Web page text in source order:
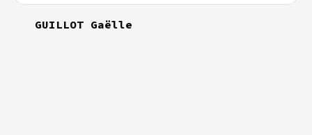
GUILLOT Gaëlle